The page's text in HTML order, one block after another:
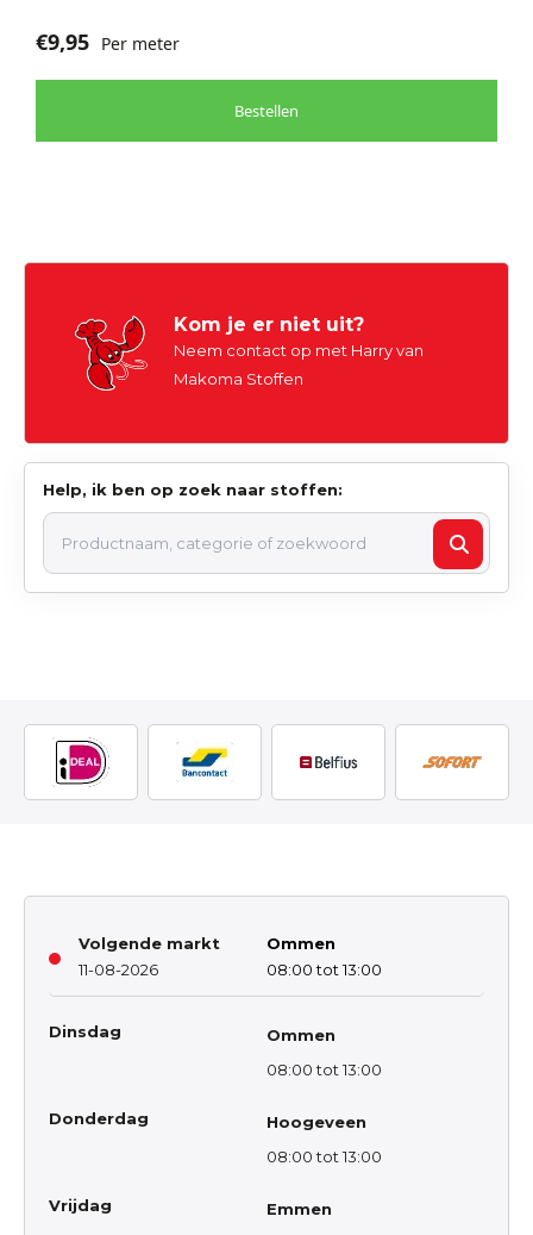
€9,95 Per meter
Bestellen
productpagina
Kom je er niet uit?
Neem contact op met Harry van
Makoma Stoffen
Help, ik ben op zoek naar stoffen:
Volgende markt
11-08-2026
Ommen
08:00 tot 13:00
Dinsdag
Ommen
08:00 tot 13:00
Donderdag
Hoogeveen
08:00 tot 13:00
Vrijdag
Emmen